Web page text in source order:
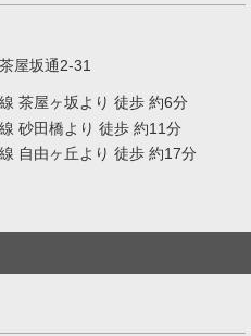
屋坂通2-31
茶屋ヶ坂より 徒歩 約6分
砂田橋より 徒歩 約11分
自由ヶ丘より 徒歩 約17分